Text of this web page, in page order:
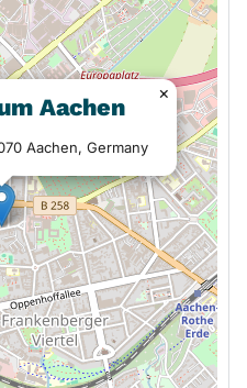
Aachen
Aachen, Germany
×